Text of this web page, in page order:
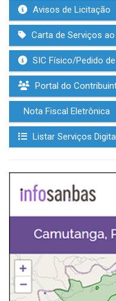
Avisos de Licitação
Carta de Serviços
SIC Físico/Pedido
Portal do
Nota Fiscal Eletrônica
Listar Serviços